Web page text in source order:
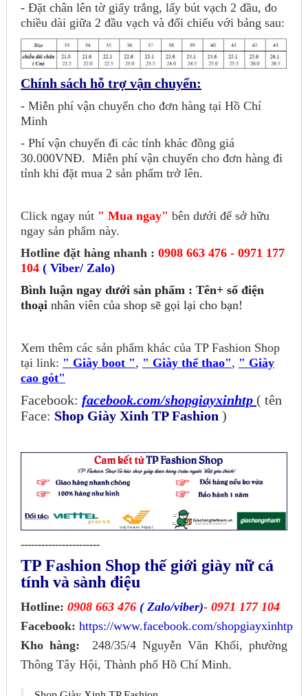
- Đặt chân lên tờ giấy trắng, lấy bút vạch 2 đầu, đo
chiều dài giữa 2 đầu vạch và đối chiếu với bảng sau:
Chính sách hỗ trợ vận chuyển:
- Miễn phí vận chuyển cho đơn hàng tại Hồ Chí
Minh
- Phí vận chuyển đi các tỉnh khác đồng giá
30.000VNĐ. Miễn phí vận chuyển cho đơn hàng đi
tỉnh khi đặt mua 2 sản phẩm trở lên.
Click ngay nút" Mua ngay" bên dưới để sở hữu
ngay sản phẩm này.
Hotline đặt hàng nhanh : 0908 663 476 - 0971 177
104( Viber/ Zalo)
Bình luận ngay dưới sản phẩm : Tên+ số điện
thoạinhân viên của shop sẽ gọi lại cho bạn!
Xem thêm các sản phẩm khác của TP Fashion Shop
tại link: " Giày boot ", " Giày thể thao", " Giày
cao gót"
Facebook: facebook.com/shopgiayxinhtp ( tên
Face: Shop Giày Xinh TP Fashion )
-----------------------
TP Fashion Shop thế giới giày nữ cá
tính và sành điệu
Hotline: 0908 663 476 ( Zalo/viber)- 0971 177 104
Facebook: https://www.facebook.com/shopgiayxinhtp
Kho hàng: 248/35/4 Nguyễn Văn Khối, phường
Thông Tây Hội, Thành phố Hồ Chí Minh.